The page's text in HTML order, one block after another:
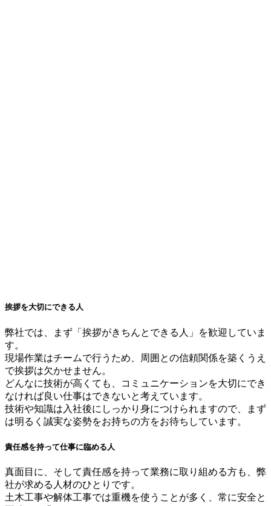
挨拶を大切にできる人
弊社では、まず「挨拶がきちんとできる人」を歓迎していま
す。
現場作業はチームで行うため、周囲との信頼関係を築くうえ
で挨拶は欠かせません。
どんなに技術が高くても、コミュニケーションを大切にでき
なければ良い仕事はできないと考えています。
技術や知識は入社後にしっかり身につけられますので、まず
は明るく誠実な姿勢をお持ちの方をお待ちしています。
責任感を持って仕事に臨める人
真面目に、そして責任感を持って業務に取り組める方も、弊
社が求める人材のひとりです。
土木工事や解体工事では重機を使うことが多く、常に安全と